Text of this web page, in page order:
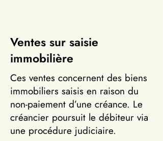
Ventes sur saisie
immobilière
Ces ventes concernent des biens
immobiliers saisis en raison du
non-paiement d’une créance. Le
créancier poursuit le débiteur via
une procédure judiciaire.